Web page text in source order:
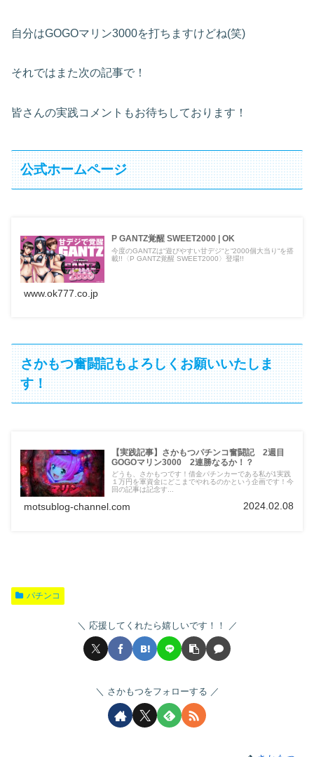
自分はGOGOマリン3000を打ちますけどね(笑)
それではまた次の記事で！
皆さんの実践コメントもお待ちしております！
公式ホームページ
P GANTZ覚醒 SWEET2000 | OK
今度のGANTZは“遊びやすい甘デジ“と“2000個大当り“を搭
載!!〈P GANTZ覚醒 SWEET2000〉登場!!
www.ok777.co.jp
さかもつ奮闘記もよろしくお願いいたしま
す！
【実践記事】さかもつパチンコ奮闘記 2週目
GOGOマリン3000 2連勝なるか！？
どうも、さかもつです！借金パチンカーである私が1実践
１万円を軍資金にどこまでやれるのかという企画です！今
回の記事は記念す...
motsublog-channel.com 2024.02.08
パチンコ
応援してくれたら嬉しいです！！
さかもつをフォローする